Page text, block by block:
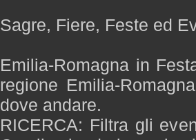
Sagre, Fiere, Feste ed
Emilia-Romagna in
regione Emilia-
dove andare.
RICERCA: Filtra gli